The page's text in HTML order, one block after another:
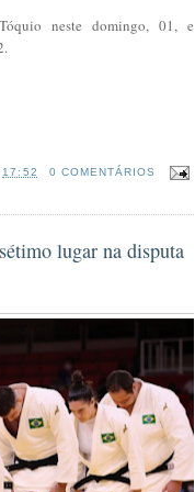
neste domingo, 01, e
17:52 0 COMENTÁRIOS
lugar na disputa